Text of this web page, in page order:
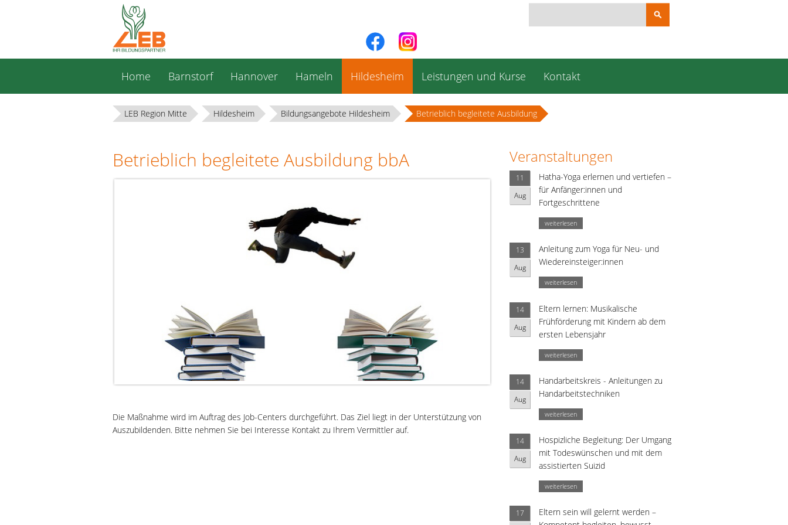
Suchbegriffe
überspringen
Home Barnstorf Hannover Hameln Hildesheim Leistungen und Kurse Kontakt
LEB Region Mitte Hildesheim Bildungsangebote Hildesheim Betrieblich begleitete Ausbildung
Betrieblich begleitete Ausbildung bbA
Die Maßnahme wird im Auftrag des Job-Centers durchgeführt. Das Ziel liegt in der Unterstützung von
Auszubildenden. Bitte nehmen Sie bei Interesse Kontakt zu Ihrem Vermittler auf.
Veranstaltungen
11
Aug
Hatha-Yoga erlernen und vertiefen –
für Anfänger:innen und
Fortgeschrittene
weiterlesen
13
Aug
Anleitung zum Yoga für Neu- und
Wiedereinsteiger:innen
weiterlesen
14
Aug
Eltern lernen: Musikalische
Frühförderung mit Kindern ab dem
ersten Lebensjahr
weiterlesen
14
Aug
Handarbeitskreis - Anleitungen zu
Handarbeitstechniken
weiterlesen
14
Aug
Hospizliche Begleitung: Der Umgang
mit Todeswünschen und mit dem
assistierten Suizid
weiterlesen
17
Eltern sein will gelernt werden –